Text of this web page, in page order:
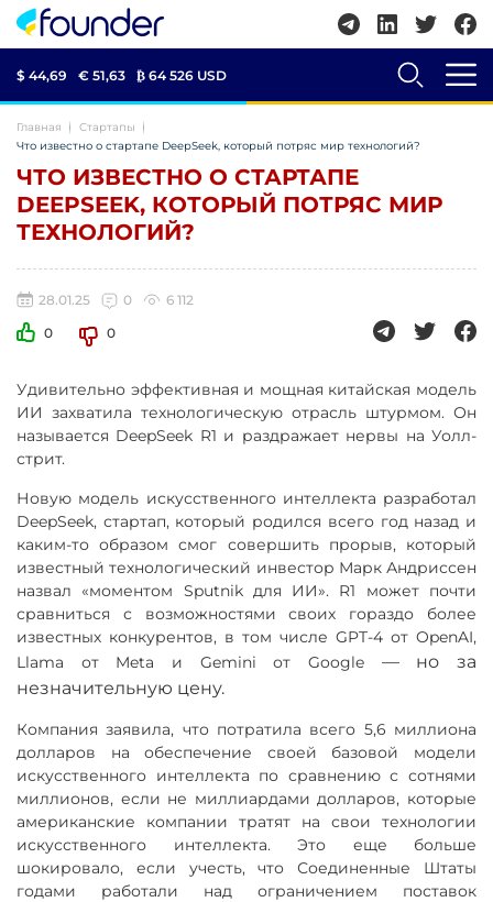
$ 44,69 € 51,63 ₿ 64 526 USD
Главная
Стартапы
Что известно о стартапе DeepSeek, который потряс мир технологий?
ЧТО ИЗВЕСТНО О СТАРТАПЕ
DEEPSEEK, КОТОРЫЙ ПОТРЯС МИР
ТЕХНОЛОГИЙ?
28.01.25 0
6 112
0
0
Удивительно эффективная и мощная китайская модель
ИИ захватила технологическую отрасль штурмом. Он
называется DeepSeek R1 и раздражает нервы на Уолл-
стрит.
Новую модель искусственного интеллекта разработал
DeepSeek, стартап, который родился всего год назад и
каким-то образом смог совершить прорыв, который
известный технологический инвестор Марк Андриссен
назвал «моментом Sputnik для ИИ». R1 может почти
сравниться с возможностями своих гораздо более
известных конкурентов, в том числе GPT-4 от OpenAI,
Llama от Meta и Gemini от Google —но за
незначительную цену.
Компания заявила, что потратила всего 5,6 миллиона
долларов на обеспечение своей базовой модели
искусственного интеллекта по сравнению с сотнями
миллионов, если не миллиардами долларов, которые
американские компании тратят на свои технологии
искусственного интеллекта. Это еще больше
шокировало, если учесть, что Соединенные Штаты
годами работали над ограничением поставок